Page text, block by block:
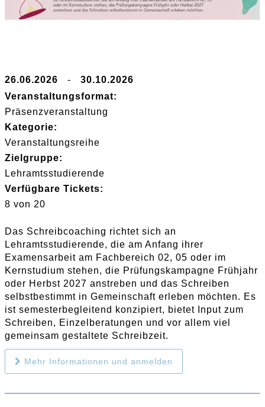
26.06.2026 -
30.10.2026
Veranstaltungsformat:
Präsenzveranstaltung
Kategorie:
Veranstaltungsreihe
Zielgruppe:
Lehramtsstudierende
Verfügbare Tickets:
8 von 20
Das Schreibcoaching richtet sich an
Lehramtsstudierende, die am Anfang ihrer
Examensarbeit am Fachbereich 02, 05 oder im
Kernstudium stehen, die Prüfungskampagne Frühjahr
oder Herbst 2027 anstreben und das Schreiben
selbstbestimmt in Gemeinschaft erleben möchten. Es
ist semesterbegleitend konzipiert, bietet Input zum
Schreiben, Einzelberatungen und vor allem viel
gemeinsam gestaltete Schreibzeit.
Mehr Informationen und anmelden